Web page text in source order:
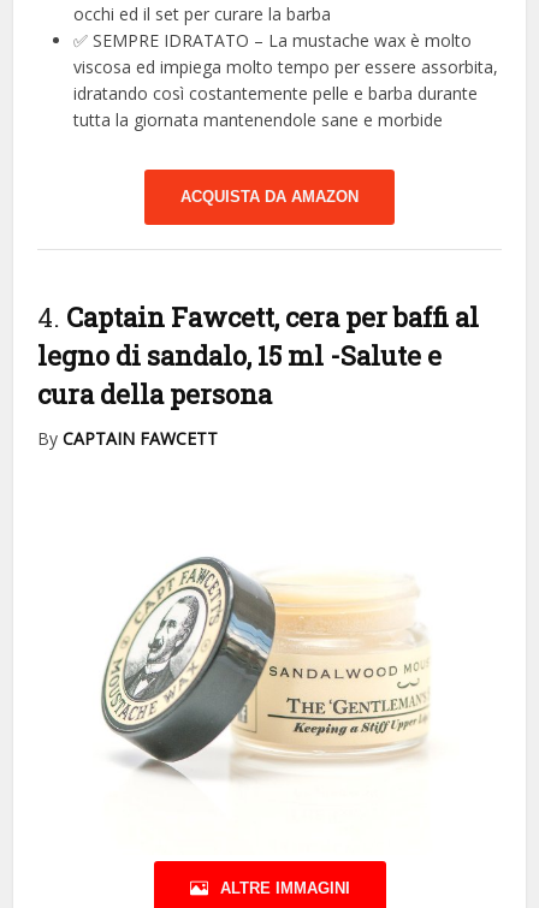
occhi ed il set per curare la barba
✅ SEMPRE IDRATATO – La mustache wax è molto
viscosa ed impiega molto tempo per essere assorbita,
idratando così costantemente pelle e barba durante
tutta la giornata mantenendole sane e morbide
ACQUISTA DA AMAZON
4. Captain Fawcett, cera per baffi al
legno di sandalo, 15 ml -Salute e
cura della persona
ByCAPTAIN FAWCETT
ALTRE IMMAGINI